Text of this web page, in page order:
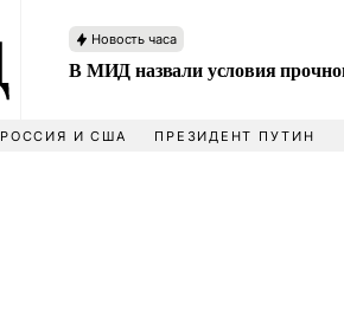
Новость часа
В МИД назвали условия
РОССИЯ И США ПРЕЗИДЕНТ ПУТИН